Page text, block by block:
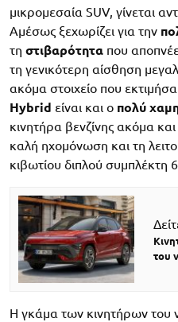
μικρομεσαία SUV, γίνεται
Αμέσως ξεχωρίζει για την
τη στιβαρότητα που
τη γενικότερη αίσθηση
ακόμα στοιχείο που
Hybrid είναι και ο πολύ
κινητήρα βενζίνης ακόμα
καλή ηχομόνωση και τη
κιβωτίου διπλού συμπλέκτη
του
Η γκάμα των κινητήρων του